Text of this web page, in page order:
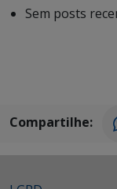
Sem posts
Compartilhe: